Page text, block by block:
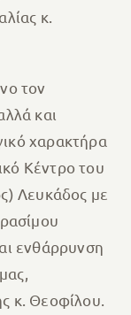
κ.
τον
και
χαρακτήρα
Κέντρο του
Λευκάδος με
ενθάρρυνση
κ. Θεοφίλου.